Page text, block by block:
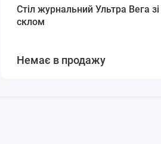
Стіл журнальний Ультра Вега зі
склом
Немає в продажу